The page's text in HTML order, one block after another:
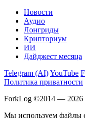
Новости
Аудио
Лонгриды
Крипториум
ИИ
Дайджест месяца
Telegram (AI)YouTube
Политика приватности
ForkLog ©2014 — 2026
Мы используем файлы